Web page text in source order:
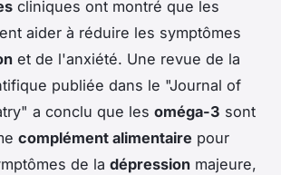
cliniques ont montré que les
aider à réduire les symptômes
et de l'anxiété. Une revue de la
publiée dans le "Journal of
a conclu que les oméga-3 sont
complément alimentaire pour
de la dépression majeure,